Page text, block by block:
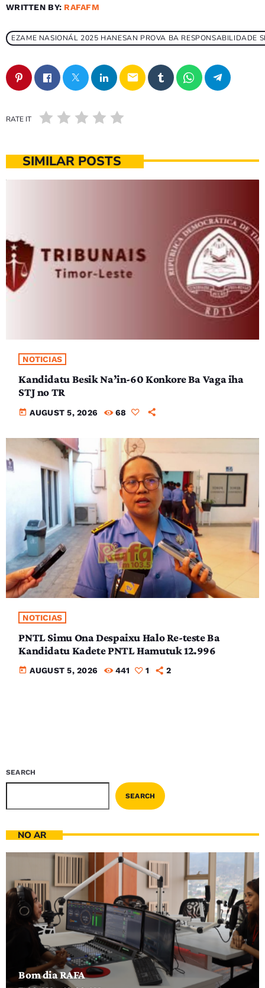
WRITTEN BY: RAFAFM
EZAME NASIONÁL 2025 HANESAN PROVA BA RESPONSABILIDADE
email
RATE IT
SIMILAR POSTS
NOTICIAS
Kandidatu Besik Na’in-60 Konkore Ba Vaga iha
STJ no TR
today AUGUST 5, 2026 68
NOTICIAS
PNTL Simu Ona Despaixu Halo Re-teste Ba
Kandidatu Kadete PNTL Hamutuk 12.996
today AUGUST 5, 2026 441 1 2
SEARCH
SEARCH
NO AR
Bom dia RAFA